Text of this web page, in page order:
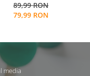
pt cantitate,
numere si operatiuni
89,99 RON
79,99 RON
media